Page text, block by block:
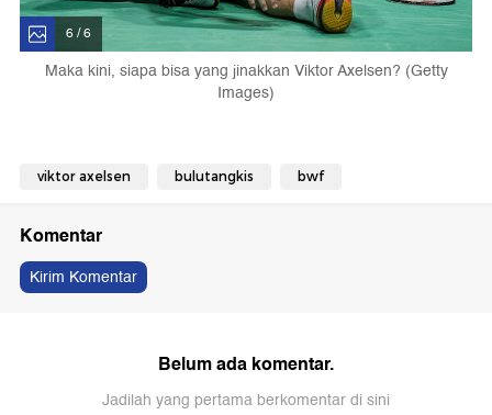
6 / 6
Maka kini, siapa bisa yang jinakkan Viktor Axelsen? (Getty
Images)
viktor axelsen bulutangkis bwf
Komentar
Kirim Komentar
Belum ada komentar.
Jadilah yang pertama berkomentar di sini